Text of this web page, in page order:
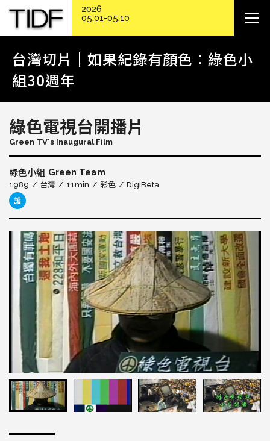
台灣切片｜如果紀錄有顏色：綠色小
組30週年
綠色電視台開播片
Green TV's Inaugural Film
綠色小組 Green Team
1989 台灣 11min 彩色 DigiBeta
護
2026
05.01-05.10